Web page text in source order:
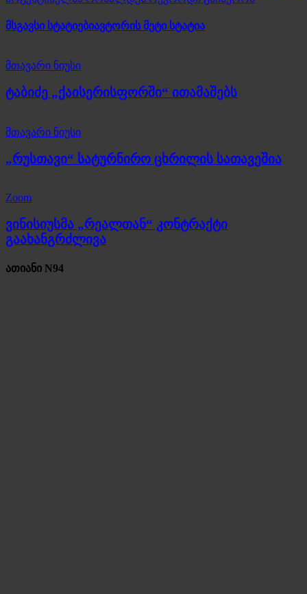
მსგავსი სტატიებიავტორის მეტი სტატია
მთავარი ნიუსი
ტაბიძე „ქაისერისფორში“ ითამაშებს
მთავარი ნიუსი
„რუსთავი“ სატურნირო ცხრილის სათავეშია
Zoom
ვინისიუსმა „რეალთან“ კონტრაქტი
გაახანგრძლივა
ათიანი N94